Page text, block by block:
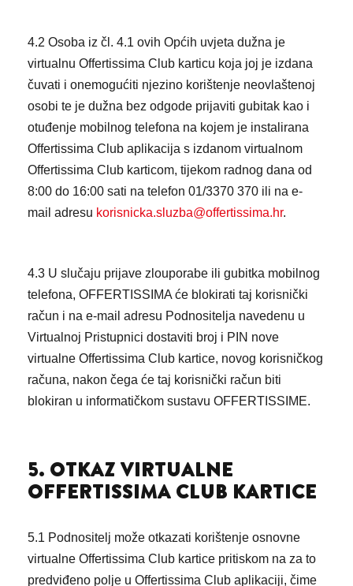
4.2 Osoba iz čl. 4.1 ovih Općih uvjeta dužna je
virtualnu Offertissima Club karticu koja joj je izdana
čuvati i onemogućiti njezino korištenje neovlaštenoj
osobi te je dužna bez odgode prijaviti gubitak kao i
otuđenje mobilnog telefona na kojem je instalirana
Offertissima Club aplikacija s izdanom virtualnom
Offertissima Club karticom, tijekom radnog dana od
8:00 do 16:00 sati na telefon 01/3370 370 ili na e-
mail adresu korisnicka.sluzba@offertissima.hr.
4.3 U slučaju prijave zlouporabe ili gubitka mobilnog
telefona, OFFERTISSIMA će blokirati taj korisnički
račun i na e-mail adresu Podnositelja navedenu u
Virtualnoj Pristupnici dostaviti broj i PIN nove
virtualne Offertissima Club kartice, novog korisničkog
računa, nakon čega će taj korisnički račun biti
blokiran u informatičkom sustavu OFFERTISSIME.
5. OTKAZ VIRTUALNE
OFFERTISSIMA CLUB KARTICE
5.1 Podnositelj može otkazati korištenje osnovne
virtualne Offertissima Club kartice pritiskom na za to
predviđeno polje u Offertissima Club aplikaciji, čime